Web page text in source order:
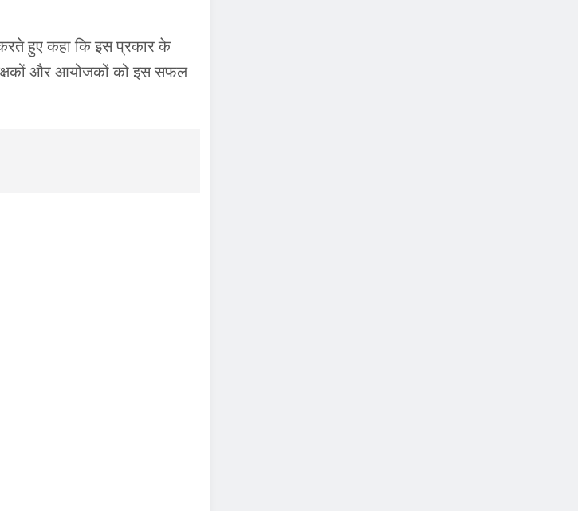
करते हुए कहा कि इस प्रकार के
और आयोजकों को इस सफल